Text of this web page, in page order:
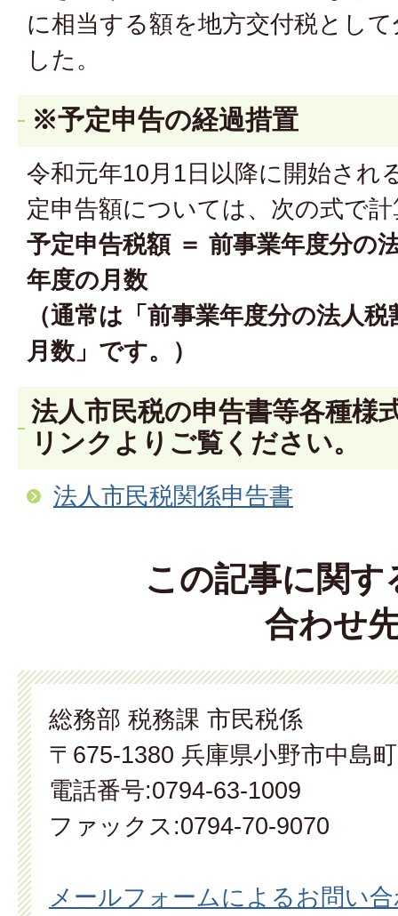
に相当する額を地方交付税とし
した。
※予定申告の経過措置
令和元年10月1日以降に開始され
定申告額については、次の式で
予定申告税額 ＝ 前事業年度分の
年度の月数
（通常は「前事業年度分の法人
月数」です。）
法人市民税の申告書等各種様
リンクよりご覧ください。
法人市民税関係申告書
この記事に関す
合わせ
総務部 税務課 市民税係
〒675-1380 兵庫県小野市中島
電話番号:0794-63-1009
ファックス:0794-70-9070
メールフォームによるお問い